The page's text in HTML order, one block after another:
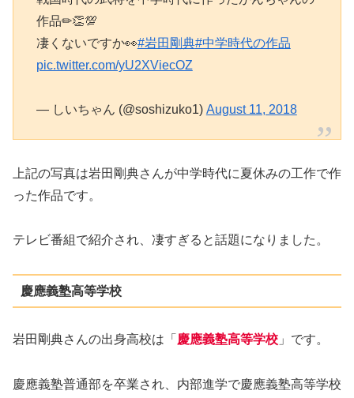
作品✏👏💯
凄くないですか👀#岩田剛典#中学時代の作品
pic.twitter.com/yU2XViecOZ
— しいちゃん (@soshizuko1) August 11, 2018
上記の写真は岩田剛典さんが中学時代に夏休みの工作で作
った作品です。
テレビ番組で紹介され、凄すぎると話題になりました。
慶應義塾高等学校
岩田剛典さんの出身高校は「 慶應義塾高等学校 」です。
慶應義塾普通部を卒業され、内部進学で慶應義塾高等学校